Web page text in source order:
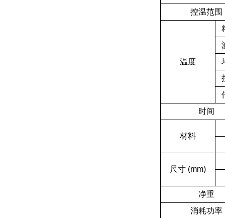
控温范围
温度
时间
材料
尺寸 (mm)
净重
消耗功率